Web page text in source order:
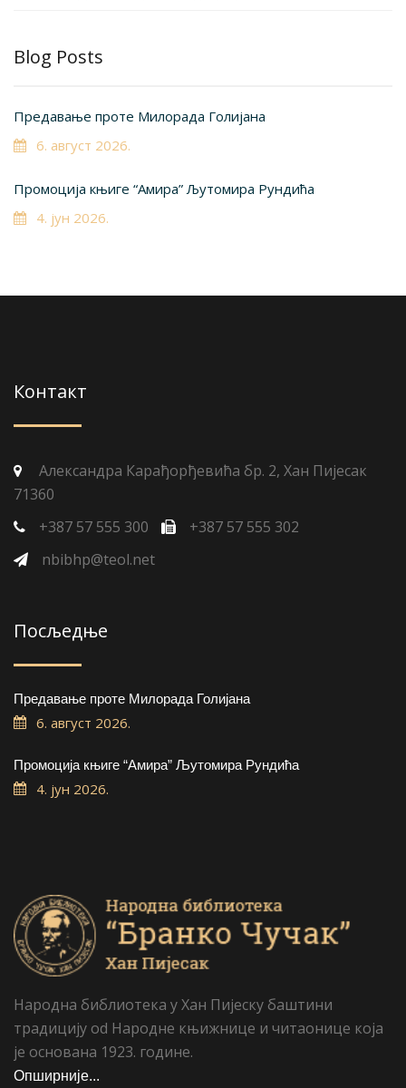
Blog Posts
Предавање проте Милорада Голијана
6. август 2026.
Промоција књиге “Амира” Љутомира Рундића
4. јун 2026.
Контакт
Александра Карађорђевића бр. 2, Хан Пијесак
71360
+387 57 555 300
+387 57 555 302
nbibhp@teol.net
Посљедње
Предавање проте Милорада Голијана
6. август 2026.
Промоција књиге “Амира” Љутомира Рундића
4. јун 2026.
Народна библиотека у Хан Пијеску баштини
традицију od Народне књижнице и читаонице која
је основана 1923. године.
Опширније...